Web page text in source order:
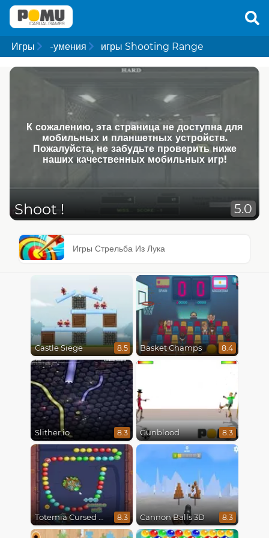
Игры -умения игры Shooting Range
К сожалению, эта страница не доступна для
мобильных и планшетных устройств.
Пожалуйста, не забудьте проверить ниже
наших качественных мобильных игр!
Shoot ! 5.0
Игры Стрельба Из Лука
Castle Siege 8.5 Basket Champs 8.4
Slither.io 8.3 Gunblood 8.3
Totemia Cursed Marbles 8.3 Cannon Balls 3D 8.3